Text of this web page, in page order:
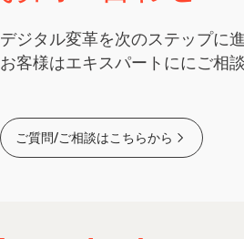
デジタル変革を次のステップに
お客様はエキスパートににご相談
ご質問/ご相談はこちらから